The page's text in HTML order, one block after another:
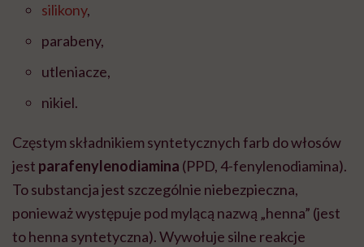
silikony,
parabeny,
utleniacze,
nikiel.
Częstym składnikiem syntetycznych farb do włosów
jest parafenylenodiamina (PPD, 4-fenylenodiamina).
To substancja jest szczególnie niebezpieczna,
ponieważ występuje pod mylącą nazwą „henna” (jest
to henna syntetyczna). Wywołuje silne reakcje